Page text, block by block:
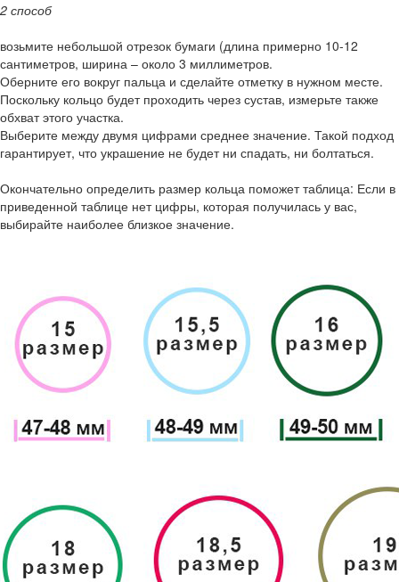
2 способ
возьмите небольшой отрезок бумаги (длина примерно 10-12
сантиметров, ширина – около 3 миллиметров.
Оберните его вокруг пальца и сделайте отметку в нужном месте.
Поскольку кольцо будет проходить через сустав, измерьте также
обхват этого участка.
Выберите между двумя цифрами среднее значение. Такой подход
гарантирует, что украшение не будет ни спадать, ни болтаться.
Окончательно определить размер кольца поможет таблица: Если в
приведенной таблице нет цифры, которая получилась у вас,
выбирайте наиболее близкое значение.